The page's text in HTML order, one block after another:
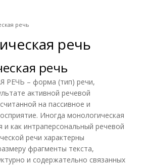
речь
речь
речь
– форма (тип) речи,
активной речевой
на пассивное и
Иногда монологическая
и как интраперсональный речевой
речи характерны
фрагменты текста,
и содержательно связанных